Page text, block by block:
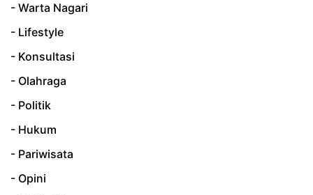
- Warta Nagari
- Lifestyle
- Konsultasi
- Olahraga
- Politik
- Hukum
- Pariwisata
- Opini